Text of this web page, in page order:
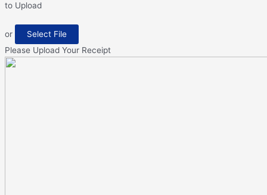
to Upload
or
Select File
Please Upload Your Receipt